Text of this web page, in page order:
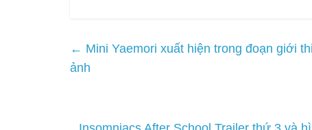
← Mini Yaemori xuất hiện trong đoạn giới
ảnh